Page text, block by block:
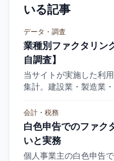
いる記事
データ・調査
業種別ファクタリン
自調査】
当サイトが実施した利
集計。建設業・製造業
会計・税務
白色申告でのファク
いと実務
個人事業主の白色申告